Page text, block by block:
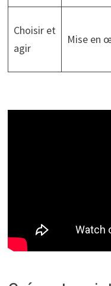
Choisir et
agir
Mise en